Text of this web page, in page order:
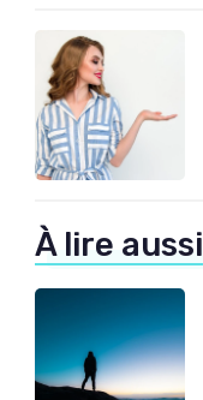
À lire aussi